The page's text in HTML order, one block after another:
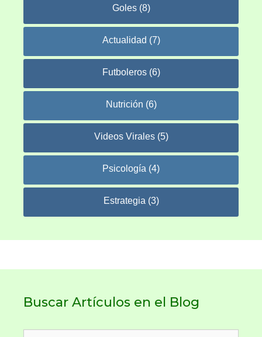
Goles (8)
Actualidad (7)
Futboleros (6)
Nutrición (6)
Videos Virales (5)
Psicología (4)
Estrategia (3)
Buscar Artículos en el Blog